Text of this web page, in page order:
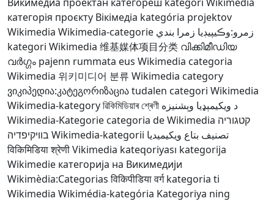
категорія проєкту Вікімедіа kategória projektov
Wikimedia Wikimedia-categorie زمرو:وڪيپيڊيا زمرا بندي
kategori Wikimedia 维基媒体项目分类 വിക്കിമീഡിയ
വർഗ്ഗം pajenn rummata eus Wikimedia categoria
Wikimedia 위키미디어 분류 Wikimedia category
ვიკიპედია:კატეგორიზაციაtudalen categori Wikimedia
Wikimedia-kategoryৱিকিমিডিয়াৰ শ্ৰেণী د ويکيمېډيا وېشنيزه
Wikimedia-Kategorie categoria de Wikimedia קטגוריה
בוויקיפדיה Wikimedia-kategorii تصنيف بتاع ويكيميديا
विकिमिडिया श्रेणीVikimedia kateqoriyası kategorija
Wikimedie категорија на Викимедији
Wikimèdia:Categorias विकिपीडिया वर्ग kategoria ti
Wikimedia Wikimédia-kategória Kategoriya ning